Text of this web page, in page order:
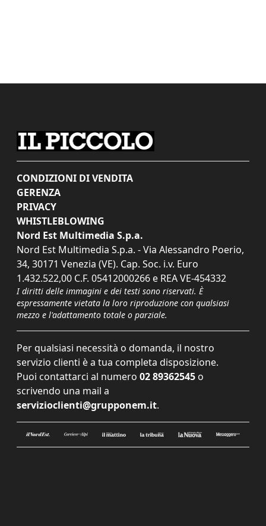
CONDIZIONI DI VENDITA
GERENZA
PRIVACY
WHISTLEBLOWING
Nord Est Multimedia S.p.a.
Nord Est Multimedia S.p.a. - Via Alessandro Poerio,
34, 30171 Venezia (VE). Cap. Soc. i.v. Euro
1.432.522,00 C.F. 05412000266 e REA VE-454332
I diritti delle immagini e dei testi sono riservati. È
espressamente vietata la loro riproduzione con qualsiasi
mezzo e l'adattamento totale o parziale.
Per qualsiasi necessità o domanda, il nostro
servizio clienti è a tua completa disposizione.
Puoi contattarci al numero 02 89362545 o
scrivendo una mail a
servizioclienti@grupponem.it.